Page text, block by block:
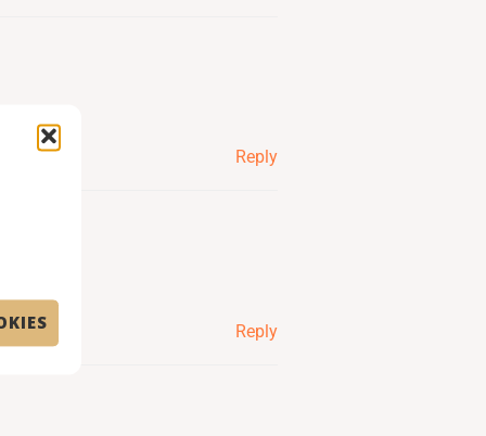
Reply
Reply